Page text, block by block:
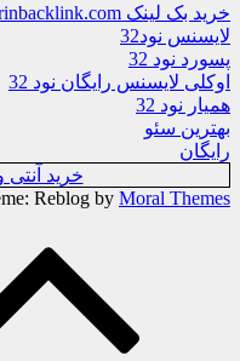
خرید بک لینک behtarinbacklink.com
لایسنس نود32
پسورد نود 32
اوکلی لایسنس رایگان نود 32
همیار نود 32
بهترین سئو
رایگان
خرید
Reblog by Moral Themes